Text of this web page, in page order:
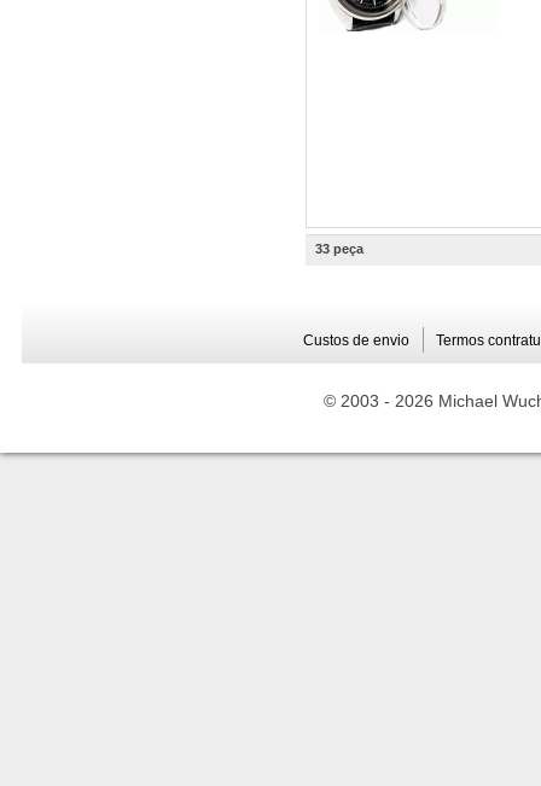
33 peça
Custos de envio Termos
© 2003 - 2026 Michael